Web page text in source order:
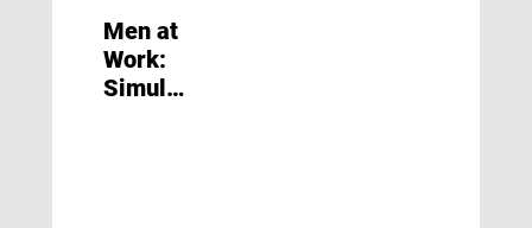
Men at
Work:
Simulationssoftware